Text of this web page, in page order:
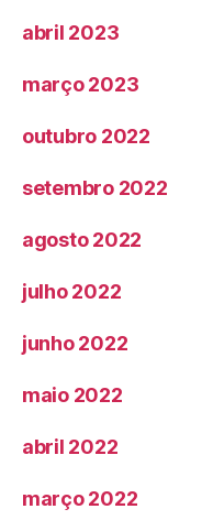
abril 2023
março 2023
outubro 2022
setembro 2022
agosto 2022
julho 2022
junho 2022
maio 2022
abril 2022
março 2022